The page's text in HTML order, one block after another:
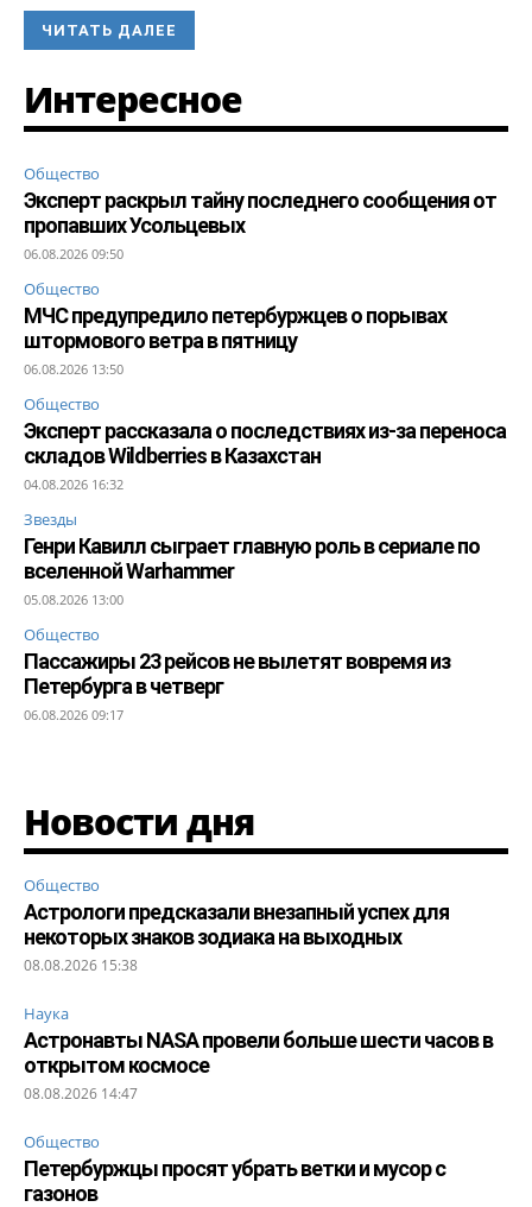
ЧИТАТЬ ДАЛЕЕ
Интересное
Общество
Эксперт раскрыл тайну последнего сообщения от
пропавших Усольцевых
06.08.2026 09:50
Общество
МЧС предупредило петербуржцев о порывах
штормового ветра в пятницу
06.08.2026 13:50
Общество
Эксперт рассказала о последствиях из-за переноса
складов Wildberries в Казахстан
04.08.2026 16:32
Звезды
Генри Кавилл сыграет главную роль в сериале по
вселенной Warhammer
05.08.2026 13:00
Общество
Пассажиры 23 рейсов не вылетят вовремя из
Петербурга в четверг
06.08.2026 09:17
Новости дня
Общество
Астрологи предсказали внезапный успех для
некоторых знаков зодиака на выходных
08.08.2026 15:38
Наука
Астронавты NASA провели больше шести часов в
открытом космосе
08.08.2026 14:47
Общество
Петербуржцы просят убрать ветки и мусор с
газонов